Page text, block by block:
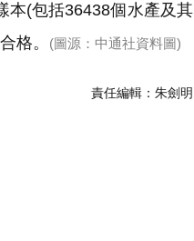
本(包括36438個水產及其
格。
(圖源：中通社資料圖)
責任編輯： 朱劍明